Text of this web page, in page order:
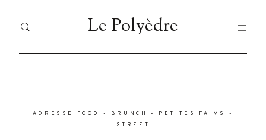
Le Polyèdre
ADRESSE FOOD - BRUNCH - PETITES FAIMS -
STREET
Le Polyèdre
Tristique
VOYAGES